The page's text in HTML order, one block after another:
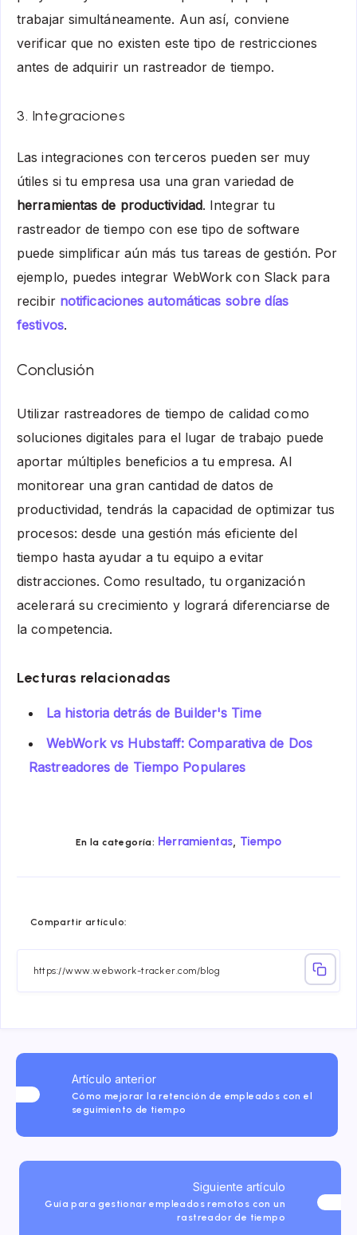
trabajar simultáneamente. Aun así, conviene
verificar que no existen este tipo de restricciones
antes de adquirir un rastreador de tiempo.
3. Integraciones
Las integraciones con terceros pueden ser muy
útiles si tu empresa usa una gran variedad de
herramientas de productividad. Integrar tu
rastreador de tiempo con ese tipo de software
puede simplificar aún más tus tareas de gestión. Por
ejemplo, puedes integrar WebWork con Slack para
recibir notificaciones automáticas sobre días
festivos.
Conclusión
Utilizar rastreadores de tiempo de calidad como
soluciones digitales para el lugar de trabajo puede
aportar múltiples beneficios a tu empresa. Al
monitorear una gran cantidad de datos de
productividad, tendrás la capacidad de optimizar tus
procesos: desde una gestión más eficiente del
tiempo hasta ayudar a tu equipo a evitar
distracciones. Como resultado, tu organización
acelerará su crecimiento y logrará diferenciarse de
la competencia.
Lecturas relacionadas
La historia detrás de Builder's Time
WebWork vs Hubstaff: Comparativa de Dos
Rastreadores de Tiempo Populares
En la categoría: Herramientas Tiempo
Compartir artículo:
Email
Artículo anterior
Cómo mejorar la retención de empleados con el
seguimiento de tiempo
Siguiente artículo
Guía para gestionar empleados remotos con un
rastreador de tiempo